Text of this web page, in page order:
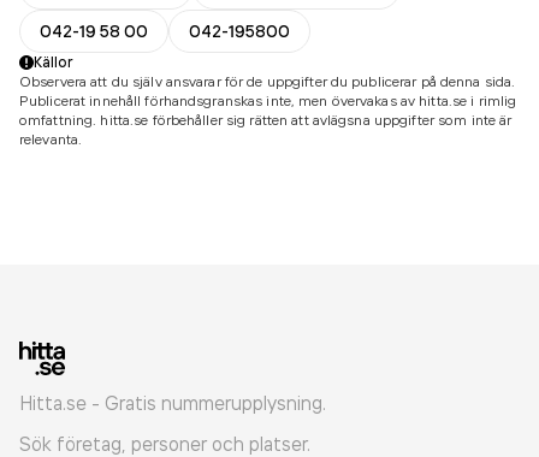
042-19 58 00
042-195800
Källor
Observera att du själv ansvarar för de uppgifter du publicerar på denna sida.
Publicerat innehåll förhandsgranskas inte, men övervakas av hitta.se i rimlig
omfattning. hitta.se förbehåller sig rätten att avlägsna uppgifter som inte är
relevanta.
Hitta.se - Gratis nummerupplysning.
Sök företag, personer och platser.